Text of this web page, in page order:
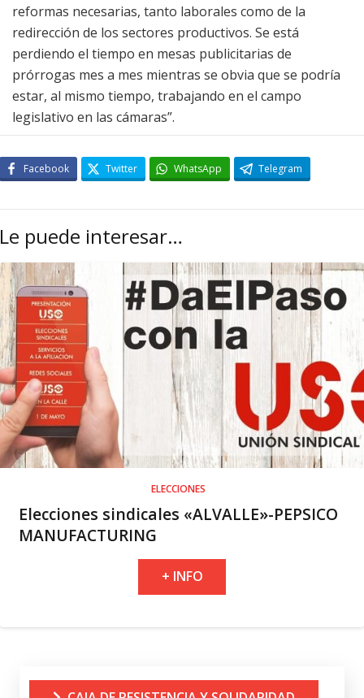
reformas necesarias, tanto laborales como de la
redirección de los sectores productivos. Se está
perdiendo el tiempo en mesas publicitarias de
prórrogas mes a mes mientras se obvia que se podría
estar, al mismo tiempo, trabajando en el campo
legislativo en las cámaras”.
Facebook Twitter WhatsApp Telegram
Le puede interesar…
ELECCIONES
Elecciones sindicales «ALVALLE»-PEPSICO
MANUFACTURING
+ INFO